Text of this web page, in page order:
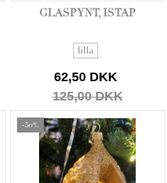
GLASPYNT, ISTAP
lilla
62,50 DKK
125,00 DKK
-50%